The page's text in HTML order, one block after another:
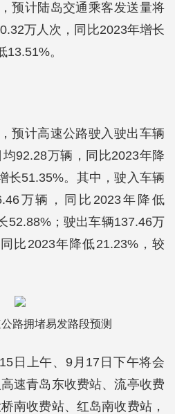
预计陆岛交通乘客发送量将
万人次，同比2023年增长
。
预计高速公路驶入驶出车辆
92.28万辆，同比2023年降
长51.35%。其中，驶入车辆
万辆，同比2023年降低
52.88%；驶出车辆137.46万
比2023年降低21.23%，较
公路拥堵易发路段预测
日上午、9月17日下午将会
速青岛东收费站、流亭收费
南收费站、红岛南收费站，